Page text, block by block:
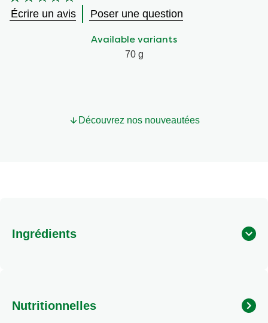
évaluation
soumise
Écrire un avis Poser une question
Available variants
70 g
Découvrez nos nouveautées
Ingrédients
Nutritionnelles